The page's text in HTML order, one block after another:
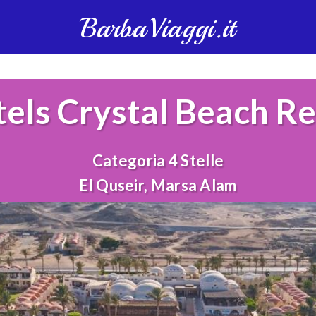
BarbaViaggi.it
Crystal Beach
Categoria 4 Stelle
El Quseir, Marsa Alam